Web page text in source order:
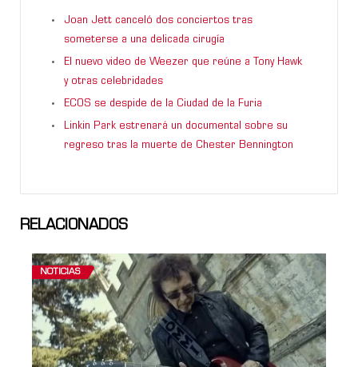
Joan Jett canceló dos conciertos tras
someterse a una delicada cirugía
El nuevo video de Weezer que reúne a Tony Hawk
y otras celebridades
ECOS se despide de la Ciudad de la Furia
Linkin Park estrenará un documental sobre su
regreso tras la muerte de Chester Bennington
RELACIONADOS
NOTICIAS